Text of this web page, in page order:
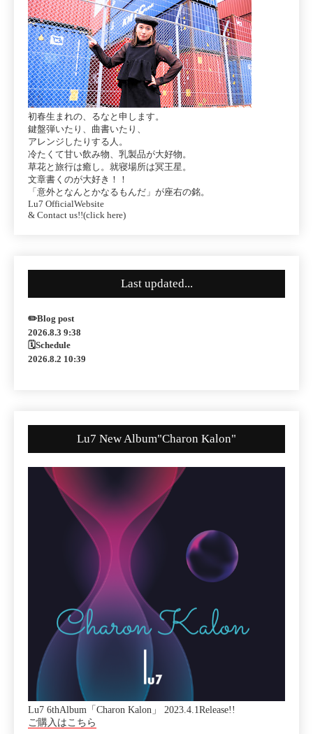
初春生まれの、るなと申します。
鍵盤弾いたり、曲書いたり、
アレンジしたりする人。
冷たくて甘い飲み物、乳製品が大好物。
草花と旅行は癒し。就寝場所は冥王星。
文章書くのが大好き！！
「意外となんとかなるもんだ」が座右の銘。
Lu7 OfficialWebsite
& Contact us!!(click here)
Last updated...
✏️Blog post
2026.8.3 9:38
🗓Schedule
2026.8.2 10:39
Lu7 New Album"Charon Kalon"
Lu7 6thAlbum「Charon Kalon」 2023.4.1Release!!
ご購入はこちら